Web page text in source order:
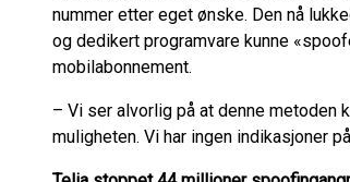
nummer etter eget ønske. Den nå
og dedikert programvare kunne
mobilabonnement.
– Vi ser alvorlig på at denne metoden
muligheten. Vi har ingen indikasjoner